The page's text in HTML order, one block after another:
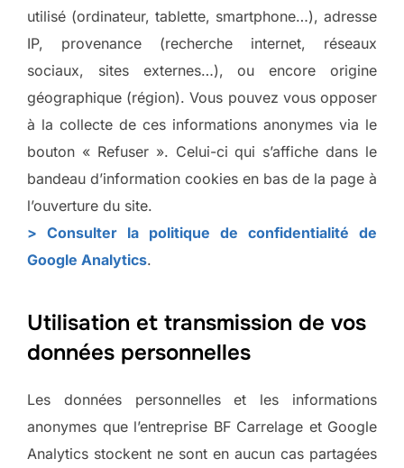
utilisé (ordinateur, tablette, smartphone…), adresse
IP, provenance (recherche internet, réseaux
sociaux, sites externes…), ou encore origine
géographique (région). Vous pouvez vous opposer
à la collecte de ces informations anonymes via le
bouton « Refuser ». Celui-ci qui s’affiche dans le
bandeau d’information cookies en bas de la page à
l’ouverture du site.
> Consulter la politique de confidentialité de
Google Analytics.
Utilisation et transmission de vos
données personnelles
Les données personnelles et les informations
anonymes que l’entreprise BF Carrelage et Google
Analytics stockent ne sont en aucun cas partagées